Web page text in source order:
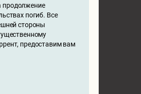
продолжение
погиб. Все
стороны
предоставим вам